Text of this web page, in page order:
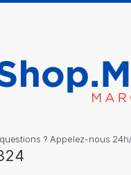
? Appelez-nous